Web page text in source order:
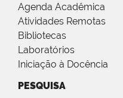
Agenda Acadêmica
Atividades Remotas
Bibliotecas
Laboratórios
Iniciação à Docência
PESQUISA